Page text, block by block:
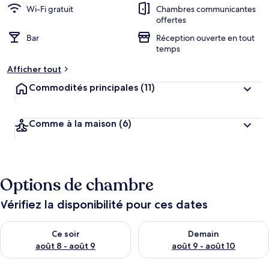
Wi-Fi gratuit
Chambres communicantes
offertes
Bar
Réception ouverte en tout
temps
Afficher tout
Commodités principales (11)
Comme à la maison (6)
Options de chambre
Vérifiez la disponibilité pour ces dates
Ce soir
août 8 - août 9
Vérifier la disponibilité pour ce soir août 8 - août 9
Demain
août 9 - août 10
Vérifier la disponibilité pour